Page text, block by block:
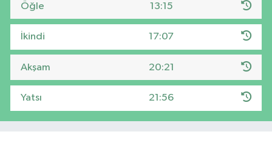
Öğle 13:15
İkindi 17:07
Akşam 20:21
Yatsı 21:56